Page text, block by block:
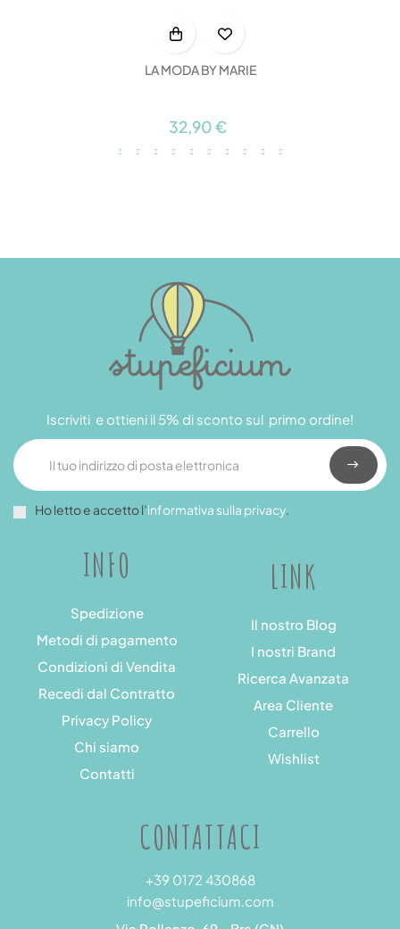
LA MODA BY MARIE
32,90 €
INFO
Spedizione
Metodi di pagamento
Condizioni di Vendita
Recedi dal Contratto
Privacy Policy
Chi siamo
Contatti
LINK
Il nostro Blog
I nostri Brand
Ricerca Avanzata
Area Cliente
Carrello
Wishlist
Iscriviti e ottieni il 5% di sconto sul primo ordine!
Ho letto e accetto l’informativa sulla privacy.
CONTATTACI
+39 0172 430868
info@stupeficium.com